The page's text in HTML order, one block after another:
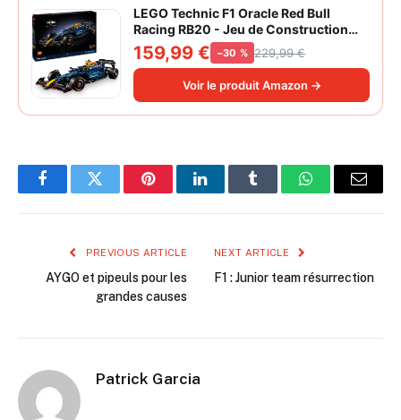
LEGO Technic F1 Oracle Red Bull
Racing RB20 - Jeu de Construction
Collector pour Adulte - Inclut Un
Moteur V6 et Une boîte de Vitesses -
Idée Cadeau pour passionnés de
Formule 1 42206
159,99 € −30 % 229,99 €
Voir le produit Amazon →
FacebookTwitter PinterestLinkedInTumblr WhatsAppEmail
PREVIOUS ARTICLE
AYGO et pipeuls pour les
grandes causes
NEXT ARTICLE
F1 : Junior team résurrection
Patrick Garcia